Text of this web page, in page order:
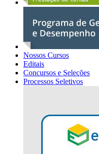
Nossos Cursos
Editais
Concursos e Seleções
Processos Seletivos